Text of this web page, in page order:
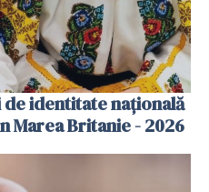
identitate națională
Marea Britanie - 2026